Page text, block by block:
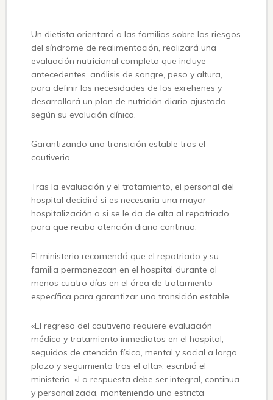
Un dietista orientará a las familias sobre los riesgos
del síndrome de realimentación, realizará una
evaluación nutricional completa que incluye
antecedentes, análisis de sangre, peso y altura,
para definir las necesidades de los exrehenes y
desarrollará un plan de nutrición diario ajustado
según su evolución clínica.
Garantizando una transición estable tras el
cautiverio
Tras la evaluación y el tratamiento, el personal del
hospital decidirá si es necesaria una mayor
hospitalización o si se le da de alta al repatriado
para que reciba atención diaria continua.
El ministerio recomendó que el repatriado y su
familia permanezcan en el hospital durante al
menos cuatro días en el área de tratamiento
específica para garantizar una transición estable.
«El regreso del cautiverio requiere evaluación
médica y tratamiento inmediatos en el hospital,
seguidos de atención física, mental y social a largo
plazo y seguimiento tras el alta», escribió el
ministerio. «La respuesta debe ser integral, continua
y personalizada, manteniendo una estricta